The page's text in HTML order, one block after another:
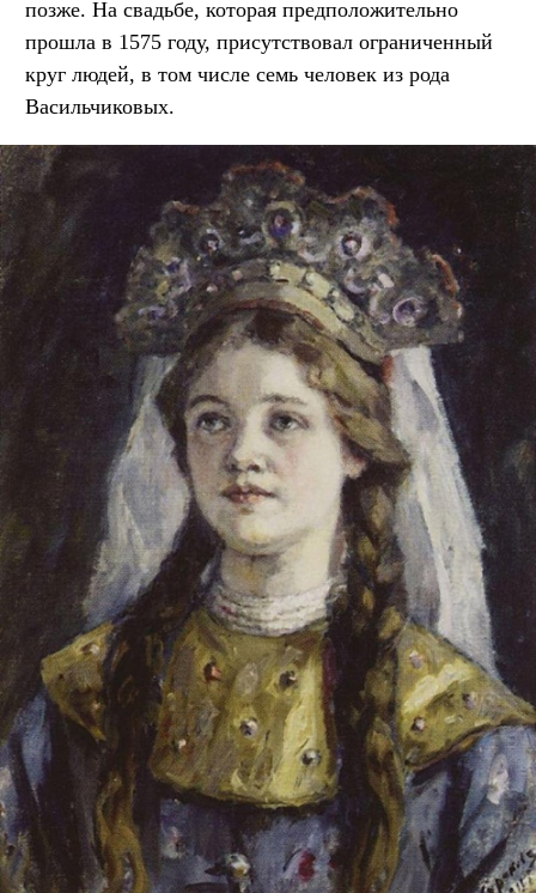
позже. На свадьбе, которая предположительно
прошла в 1575 году, присутствовал ограниченный
круг людей, в том числе семь человек из рода
Васильчиковых.